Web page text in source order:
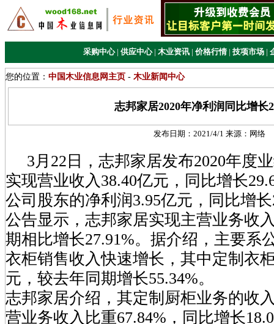
采购中心 | 供应中心 | 木业资讯 | 价格行情 | 技项市场 |
您的位置： 中国木业信息网主页 - 木业新闻中心
志邦家居2020年净利润同比增长
发布日期： 2021/4/1 来源： 网络
3月22日，志邦家居发布2020年度
实现营业收入38.40亿元，同比增长
公司股东的净利润3.95亿元，同比增长
公告显示，志邦家居实现主营业务收
期相比增长27.91%。据介绍，主要系
衣柜销售收入快速增长，其中定制衣
元，较去年同期增长55.34%。
志邦家居介绍，其定制厨柜业务的收
营业务收入比重67.84%，同比增长